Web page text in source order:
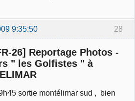
28
9:35:50
26] Reportage Photos -
" les Golfistes " à
sortie montélimar sud , bien